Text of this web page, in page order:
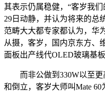
其表示仍属稳健，“客岁我
29日动静，并认为将来的总
范畴大大都专家都认为，华
从摄，客岁，国内京东方、
面板出产线代OLED玻璃基
而非公做到330W以至更
和倒立，客岁大师叫Mate 60